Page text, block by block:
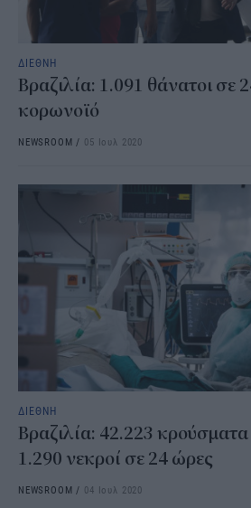
ΔΙΕΘΝΗ
Βραζιλία: 1.091 θάνατοι σε
κορωνοϊό
NEWSROOM / 05 Ιουλ 2020
ΔΙΕΘΝΗ
Βραζιλία: 42.223
1.290 νεκροί σε 24 ώρες
NEWSROOM / 04 Ιουλ 2020